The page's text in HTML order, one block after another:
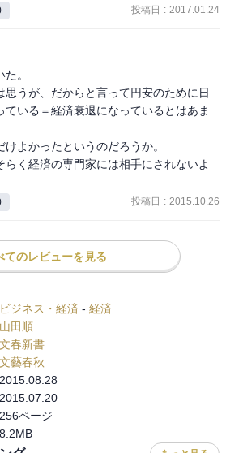
もある。この急激な円安傾向の日本の経
う映るか。株価２万円台の回復を手放し
頭で日本経済の実相を検討する意味を
料分析で日本経済を診断。◆その帰結
、円建てほどではない。②ドル建ての
ＩＸも日経平均もマイナス。③鉱工業指
昇はバブルの臭い。④土地等のストック
済回復の兆候有りだが、消費税増税で
傾向に変わりなし、等々。◆ドル建て
れ以外の経済統計と数値分析は判断の手
クス支持者は、論点のすり替えはせずに
は及ばず、輸出産業のみに妥当。ところ
も角、家電メーカー・自動車メーカーで
、マクロ面からみて全体で良くなって
支悪化だし。◇人口、特に生産人口の
帰結。◆なお、著者の言う、米ドル基
購入による、貿易収支黒字分の米への
も変わらず。なぜ、国は米国債ではな
判らん？？なぁ。◆沖縄返還関連の通貨
に対する出国税を著者は批判。が「タ
容との比較から、この見解は是とし難
ョア取引の窓口化＝中の該取引への関
投稿日 : 2017.01.24
。
思うが、だからと言って円安のために日
いる＝経済衰退になっているとはあま
よかったというのだろうか。
く経済の専門家には相手にされないよ
投稿日 : 2015.10.26
てのレビューを見る
ビジネス・経済 - 経済
山田順
文春新書
文藝春秋
2015.08.28
2015.07.20
256ページ
8.2MB